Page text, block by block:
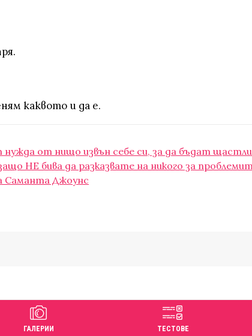
каквото и да е.
от нищо извън себе си, за да бъдат
НЕ бива да разказвате на никого за
Саманта Джоунс
ГАЛЕРИИ ТЕСТОВЕ